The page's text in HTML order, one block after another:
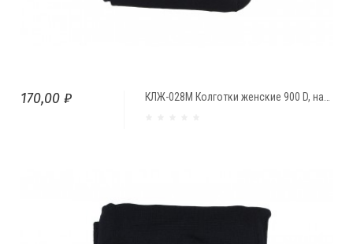
170,00 ₽